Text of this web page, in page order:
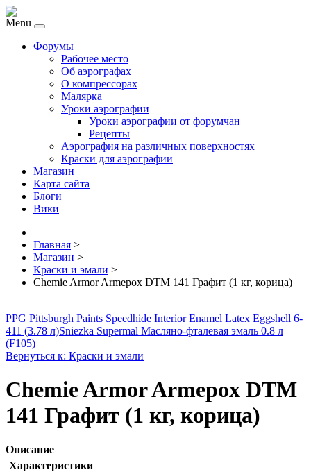
Menu
Форумы
Рабочее место
Об аэрографах
О компрессорах
Малярка
Уроки аэрографии
Уроки аэрографии от форумчан
Рецепты
Аэрография на различных поверхностях
Краски для аэрографии
Магазин
Карта сайта
Блоги
Вики
Главная >
Магазин >
Краски и эмали >
Chemie Armor Armepox DTM 141 Графит (1 кг, корица)
PPG Pittsburgh Paints Speedhide Interior Enamel Latex Eggshell 6-
411 (3.78 л)Sniezka Supermal Масляно-фталевая эмаль 0.8 л
(F105)
Вернуться к: Краски и эмали
Chemie Armor Armepox DTM
141 Графит (1 кг, корица)
Описание
Характеристики